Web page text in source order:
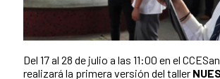
Del 17 al 28 de julio a las 11:00 en el
realizará la primera versión del taller